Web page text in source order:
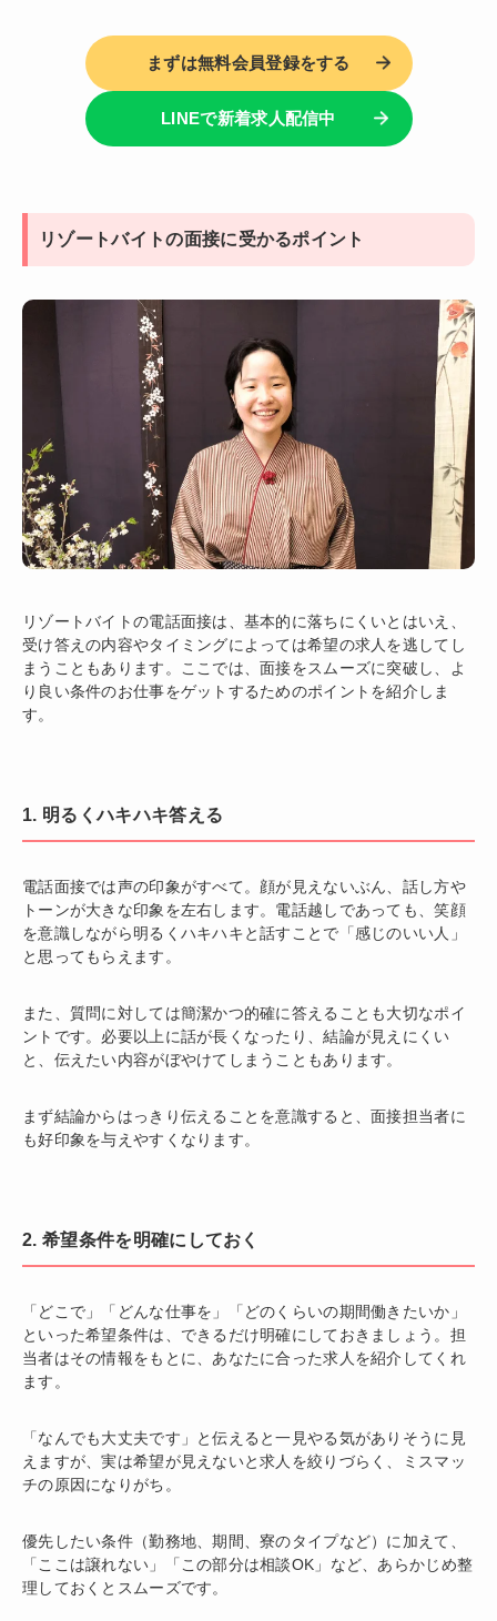
まずは無料会員登録をする
LINEで新着求人配信中
リゾートバイトの面接に受かるポイント
リゾートバイトの電話面接は、基本的に落ちにくいとはいえ、
受け答えの内容やタイミングによっては希望の求人を逃してし
まうこともあります。ここでは、面接をスムーズに突破し、よ
り良い条件のお仕事をゲットするためのポイントを紹介しま
す。
1. 明るくハキハキ答える
電話面接では声の印象がすべて。顔が見えないぶん、話し方や
トーンが大きな印象を左右します。電話越しであっても、笑顔
を意識しながら明るくハキハキと話すことで「感じのいい人」
と思ってもらえます。
また、質問に対しては簡潔かつ的確に答えることも大切なポイ
ントです。必要以上に話が長くなったり、結論が見えにくい
と、伝えたい内容がぼやけてしまうこともあります。
まず結論からはっきり伝えることを意識すると、面接担当者に
も好印象を与えやすくなります。
2. 希望条件を明確にしておく
「どこで」「どんな仕事を」「どのくらいの期間働きたいか」
といった希望条件は、できるだけ明確にしておきましょう。担
当者はその情報をもとに、あなたに合った求人を紹介してくれ
ます。
「なんでも大丈夫です」と伝えると一見やる気がありそうに見
えますが、実は希望が見えないと求人を絞りづらく、ミスマッ
チの原因になりがち。
優先したい条件（勤務地、期間、寮のタイプなど）に加えて、
「ここは譲れない」「この部分は相談OK」など、あらかじめ整
理しておくとスムーズです。